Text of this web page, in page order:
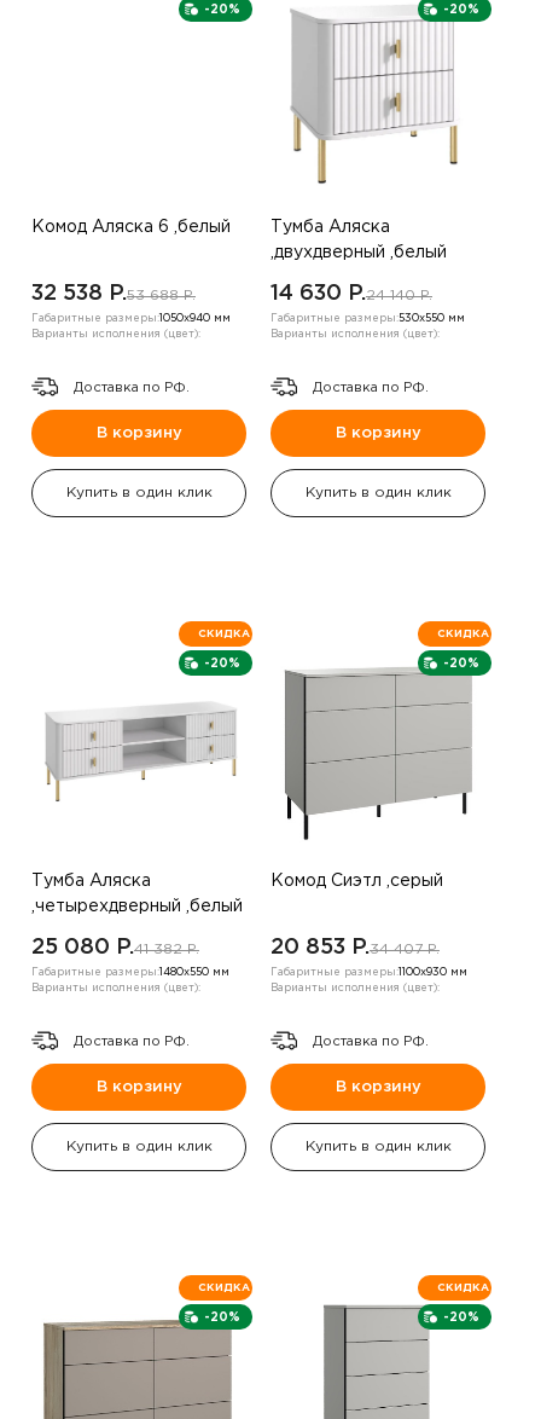
-20%
Комод Аляска 6 ,белый
32 538 P.53 688 P.
Габаритные размеры: 1050х940 мм
Варианты исполнения (цвет):
Доставка по РФ.
В корзину
Купить в один клик
-20%
Тумба Аляска
,двухдверный ,белый
14 630 P.24 140 P.
Габаритные размеры:530х550 мм
Варианты исполнения (цвет):
Доставка по РФ.
В корзину
Купить в один клик
-20%
СКИДКА
Тумба Аляска
,четырехдверный ,белый
25 080 P.41 382 P.
Габаритные размеры: 1480х550 мм
Варианты исполнения (цвет):
Доставка по РФ.
В корзину
Купить в один клик
-20%
СКИДКА
Комод Сиэтл ,серый
20 853 P.34 407 P.
Габаритные размеры: 1100х930 мм
Варианты исполнения (цвет):
Доставка по РФ.
В корзину
Купить в один клик
-20%
СКИДКА
-20%
СКИДКА